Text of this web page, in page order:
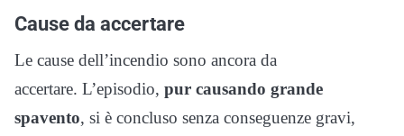
Cause da accertare
Le cause dell’incendio sono ancora da
accertare. L’episodio, pur causando grande
spavento, si è concluso senza conseguenze gravi,